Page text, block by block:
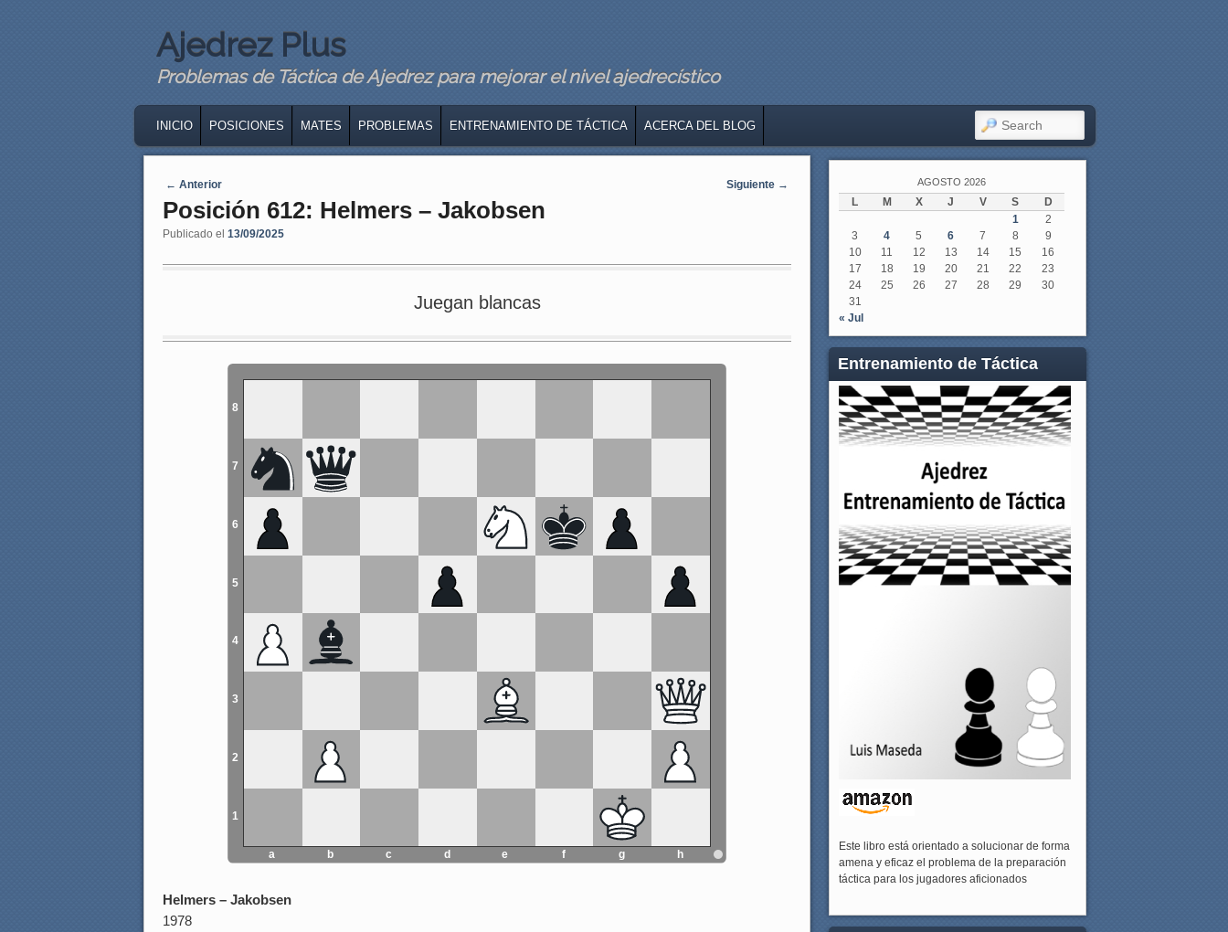
Ajedrez Plus
Problemas de Táctica de Ajedrez para mejorar el nivel ajedrecístico
SKIP TO PRIMARY CONTENT
SKIP TO SECONDARY CONTENT
INICIO POSICIONES MATES PROBLEMAS ENTRENAMIENTO DE TÁCTICA ACERCA DEL BLOG SEARCH
Navegaci�n de entradas
← Anterior Siguiente →
Posición 612: Helmers – Jakobsen
Publicado el 13/09/2025
Juegan blancas
8
7
6
5
4
3
2
1
a b c d e f g h
Helmers – Jakobsen
1978
AGOSTO 2026
L M X J V S
D
1
2
3
4 5 6 7 8
9
10
11 12 13 14 15
16
17
18 19 20 21 22
23
24
25 26 27 28 29
30
31
« Jul
Entrenamiento de Táctica
Este libro está orientado a solucionar de forma
amena y eficaz el problema de la preparación
táctica para los jugadores aficionados